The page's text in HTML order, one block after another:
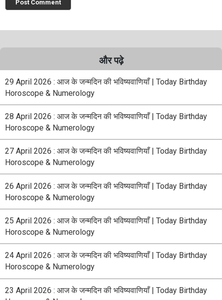
और पढ़े
29 April 2026 : आज के जन्मदिन की भविष्यवाणियाँ | Today Birthday
Horoscope & Numerology
28 April 2026 : आज के जन्मदिन की भविष्यवाणियाँ | Today Birthday
Horoscope & Numerology
27 April 2026 : आज के जन्मदिन की भविष्यवाणियाँ | Today Birthday
Horoscope & Numerology
26 April 2026 : आज के जन्मदिन की भविष्यवाणियाँ | Today Birthday
Horoscope & Numerology
25 April 2026 : आज के जन्मदिन की भविष्यवाणियाँ | Today Birthday
Horoscope & Numerology
24 April 2026 : आज के जन्मदिन की भविष्यवाणियाँ | Today Birthday
Horoscope & Numerology
23 April 2026 : आज के जन्मदिन की भविष्यवाणियाँ | Today Birthday